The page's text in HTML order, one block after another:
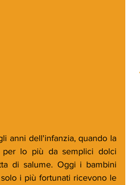
per lo più da semplici dolci
di salume. Oggi i bambini
i più fortunati ricevono le